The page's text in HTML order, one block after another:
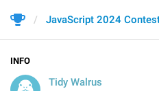
INFO
Tidy Walrus